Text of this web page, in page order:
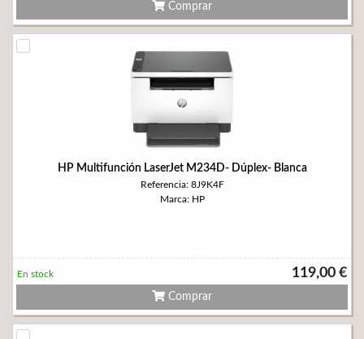
Comprar
HP Multifunción LaserJet M234D- Dúplex- Blanca
Referencia: 8J9K4F
Marca: HP
119,00 €
En stock
Comprar